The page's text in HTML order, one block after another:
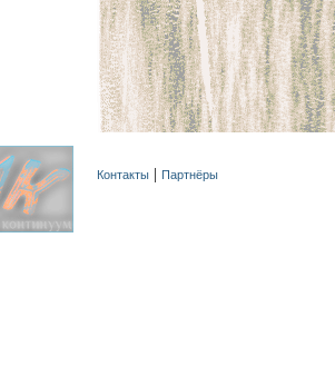
Контакты Партнёры